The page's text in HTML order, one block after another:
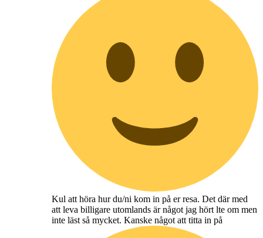
Kul att höra hur du/ni kom in på er resa. Det där med
att leva billigare utomlands är något jag hört lte om men
inte läst så mycket. Kanske något att titta in på